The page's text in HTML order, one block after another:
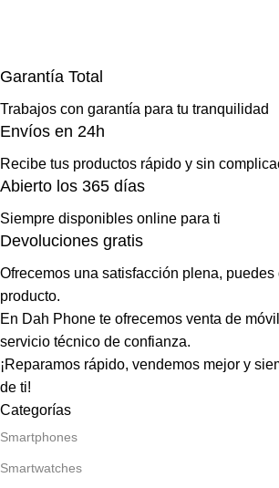
Garantía Total
Trabajos con garantía para tu tranquilidad
Envíos en 24h
Recibe tus productos rápido y sin
Abierto los 365 días
Siempre disponibles online para ti
Devoluciones gratis
Ofrecemos una satisfacción plena, puedes
producto.
En Dah Phone te ofrecemos venta de
servicio técnico de confianza.
¡Reparamos rápido, vendemos mejor y
de ti!
Categorías
Smartphones
Smartwatches